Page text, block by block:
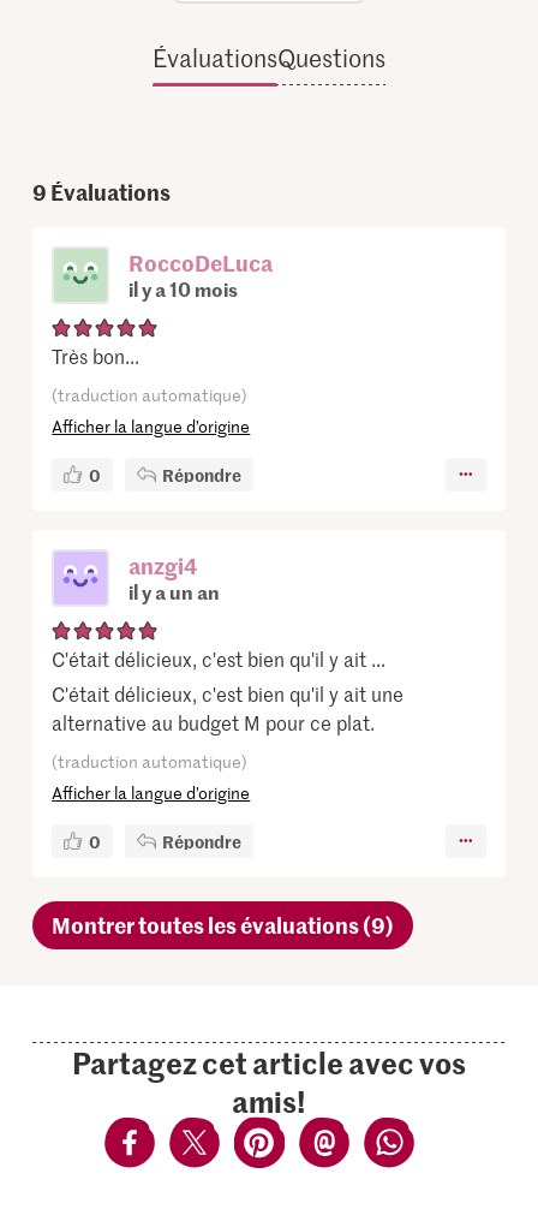
ÉvaluationsQuestions
9 Évaluations
RoccoDeLuca
il y a 10 mois
Très bon...
(traduction automatique)
Afficher la langue d’origine
0 Répondre
anzgi4
il y a un an
C'était délicieux, c'est bien qu'il y ait ...
C'était délicieux, c'est bien qu'il y ait une
alternative au budget M pour ce plat.
(traduction automatique)
Afficher la langue d’origine
0 Répondre
Montrer toutes les évaluations (9)
Partagez cet article avec vos
amis!